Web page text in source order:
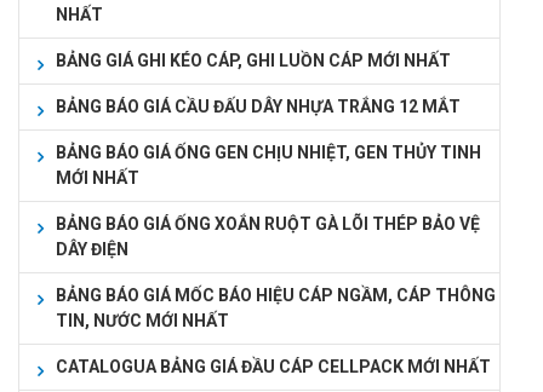
NHẤT
BẢNG GIÁ GHI KÉO CÁP, GHI LUỒN CÁP MỚI NHẤT
BẢNG BÁO GIÁ CẦU ĐẤU DÂY NHỰA TRẮNG 12 MẮT
BẢNG BÁO GIÁ ỐNG GEN CHỊU NHIỆT, GEN THỦY TINH
MỚI NHẤT
BẢNG BÁO GIÁ ỐNG XOẮN RUỘT GÀ LÕI THÉP BẢO VỆ
DÂY ĐIỆN
BẢNG BÁO GIÁ MỐC BÁO HIỆU CÁP NGẦM, CÁP THÔNG
TIN, NƯỚC MỚI NHẤT
CATALOGUA BẢNG GIÁ ĐẦU CÁP CELLPACK MỚI NHẤT